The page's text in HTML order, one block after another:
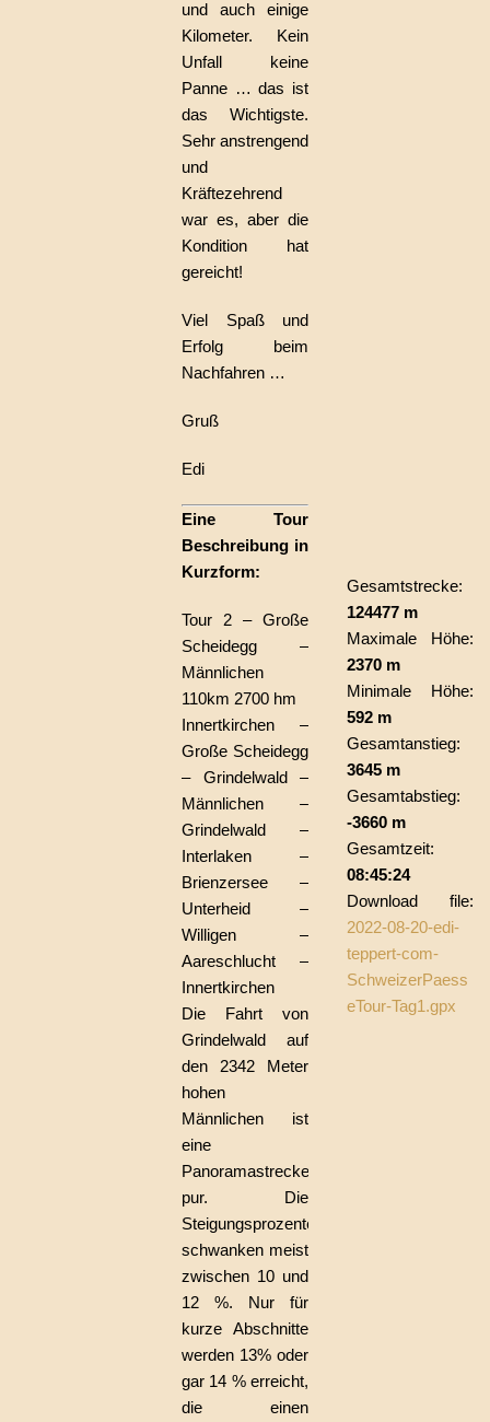
und auch einige
Kilometer. Kein
Unfall keine
Panne … das ist
das Wichtigste.
Sehr anstrengend
und
Kräftezehrend
war es, aber die
Kondition hat
gereicht!
Viel Spaß und
Erfolg beim
Nachfahren …
Gruß
Edi
Eine Tour
Beschreibung in
Kurzform:
Tour 2 – Große
Scheidegg –
Männlichen
110km 2700 hm
Innertkirchen –
Große Scheidegg
– Grindelwald –
Männlichen –
Grindelwald –
Interlaken –
Brienzersee –
Unterheid –
Willigen –
Aareschlucht –
Innertkirchen
Die Fahrt von
Grindelwald auf
den 2342 Meter
hohen
Männlichen ist
eine
Panoramastrecke
pur. Die
Steigungsprozente
schwanken meist
zwischen 10 und
12 %. Nur für
kurze Abschnitte
werden 13% oder
gar 14 % erreicht,
die einen
Gesamtstrecke:
124477 m
Maximale Höhe:
2370 m
Minimale Höhe:
592 m
Gesamtanstieg:
3645 m
Gesamtabstieg:
-3660 m
Gesamtzeit:
08:45:24
Download file:
2022-08-20-edi-
teppert-com-
SchweizerPaess
eTour-Tag1.gpx